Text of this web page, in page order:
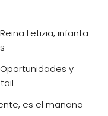
Letizia, infanta
y
es el mañana